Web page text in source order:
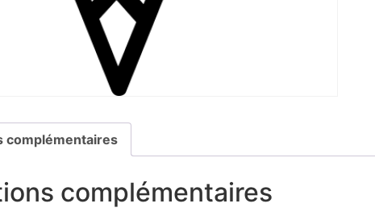
complémentaires
complémentaires